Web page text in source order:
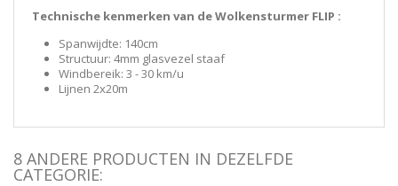
Technische kenmerken van de Wolkensturmer FLIP :
Spanwijdte: 140cm
Structuur: 4mm glasvezel staaf
Windbereik: 3 - 30 km/u
Lijnen 2x20m
8 ANDERE PRODUCTEN IN DEZELFDE
CATEGORIE: